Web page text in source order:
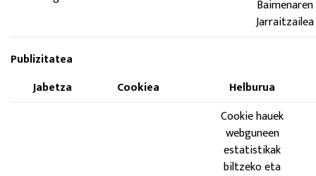
Baimenaren
Jarraitzailea
Publizitatea
Jabetza
Cookiea Helburua
Cookie hauek
webguneen
estatistikak
biltzeko eta